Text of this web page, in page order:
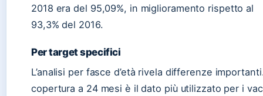
2018 era del 95,09%, in miglioramento rispetto al
93,3% del 2016.
Per target specifici
L’analisi per fasce d’età rivela differenze
copertura a 24 mesi è il dato più utilizzato per i